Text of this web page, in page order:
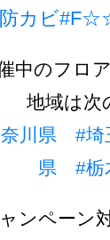
カビ
中のフロ
地域は次
川県 #埼
県
#栃
ンペーン